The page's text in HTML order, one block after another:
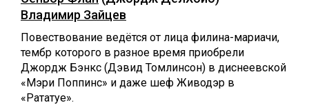
Владимир Зайцев
Повествование ведётся от лица филина-мариачи,
тембр которого в разное время приобрели
Джордж Бэнкс (Дэвид Томлинсон) в диснеевской
«Мэри Поппинс» и даже шеф Живодэр в
«Рататуе».